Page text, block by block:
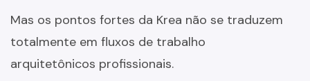
Mas os pontos fortes da Krea não se traduzem
totalmente em fluxos de trabalho
arquitetônicos profissionais.